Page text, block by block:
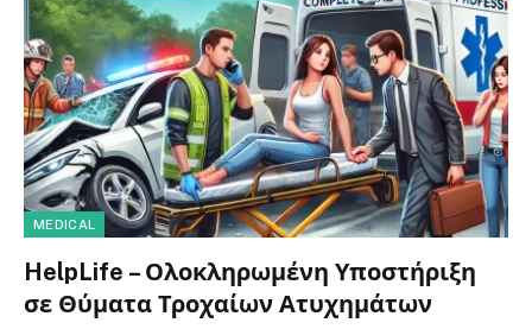
MEDICAL
HelpLife – Ολοκληρωμένη Υποστήριξη
σε Θύματα Τροχαίων Ατυχημάτων